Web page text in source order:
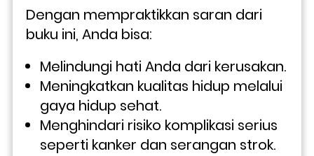
Dengan mempraktikkan saran dari
buku ini, Anda bisa:
Melindungi hati Anda dari kerusakan.
Meningkatkan kualitas hidup melalui
gaya hidup sehat.
Menghindari risiko komplikasi serius
seperti kanker dan serangan strok.